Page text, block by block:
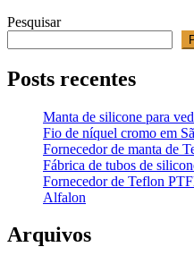
Pesquisar
Posts recentes
Manta de silicone para
Fio de níquel cromo em
Fornecedor de manta de
Fábrica de tubos de
Fornecedor de Teflon
Alfalon
Arquivos